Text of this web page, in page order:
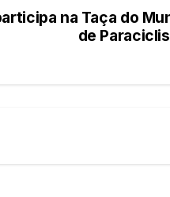
na Taça do
de